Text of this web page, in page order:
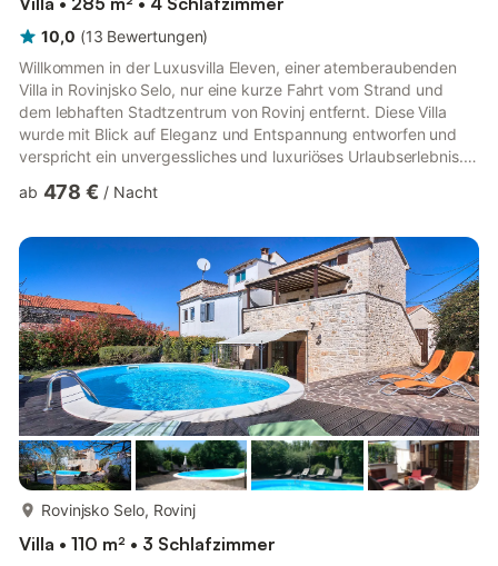
10,0 (13 Bewertungen)
Willkommen in der Luxusvilla Eleven, einer atemberaubenden
Villa in Rovinjsko Selo, nur eine kurze Fahrt vom Strand und
dem lebhaften Stadtzentrum von Rovinj entfernt. Diese Villa
wurde mit Blick auf Eleganz und Entspannung entworfen und
verspricht ein unvergessliches und luxuriöses Urlaubserlebnis.
offenen Grundriss begrüßt, der eine voll ausgestattete Küche,
modernen Möbeln umfasst. Der Raum ist dank großer,
raumhoher Glasfenster, die nicht nur den Innenraum beleuchten,
sondern auch d...
ab 478 € / Nacht
Rovinjsko Selo, Rovinj
Villa • 110 m² • 3 Schlafzimmer